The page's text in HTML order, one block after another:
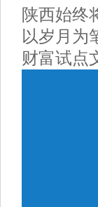
陕西始终
以岁月为
财富试点